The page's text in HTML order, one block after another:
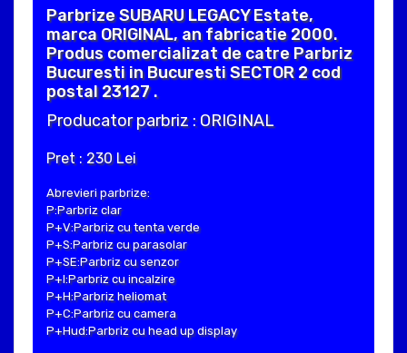
Parbrize SUBARU LEGACY Estate,
marca ORIGINAL, an fabricatie 2000.
Produs comercializat de catre Parbriz
Bucuresti in Bucuresti SECTOR 2 cod
postal 23127 .
Producator parbriz : ORIGINAL
Pret : 230 Lei
Abrevieri parbrize:
P:Parbriz clar
P+V:Parbriz cu tenta verde
P+S:Parbriz cu parasolar
P+SE:Parbriz cu senzor
P+I:Parbriz cu incalzire
P+H:Parbriz heliomat
P+C:Parbriz cu camera
P+Hud:Parbriz cu head up display